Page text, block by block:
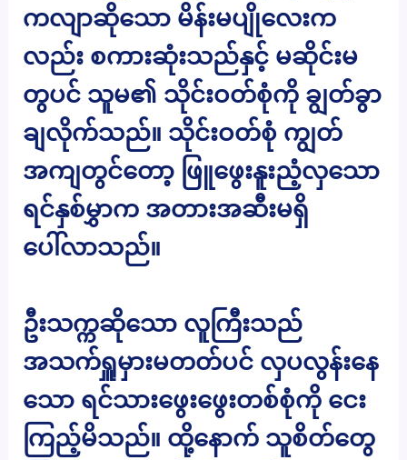
ကလျာဆိုသော မိန်းမပျိုလေးက
လည်း စကားဆုံးသည်နှင့် မဆိုင်းမ
တွပင် သူမ၏ သိုင်းဝတ်စုံကို ချွတ်ခွာ
ချလိုက်သည်။ သိုင်းဝတ်စုံ ကျွတ်
အကျတွင်တော့ ဖြူဖွေးနူးညံ့လှသော
ရင်နှစ်မွှာက အတားအဆီးမရှိ
ပေါ်လာသည်။
ဦးသက္ကဆိုသော လူကြီးသည်
အသက်ရှူမှားမတတ်ပင် လှပလွန်းနေ
သော ရင်သားဖွေးဖွေးတစ်စုံကို ငေး
ကြည့်မိသည်။ ထို့နောက် သူစိတ်တွေ